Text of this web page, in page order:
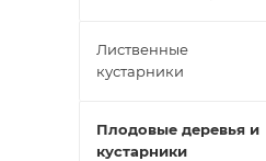
Лиственные
кустарники
Плодовые деревья и
кустарники